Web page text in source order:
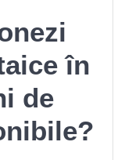
în
de